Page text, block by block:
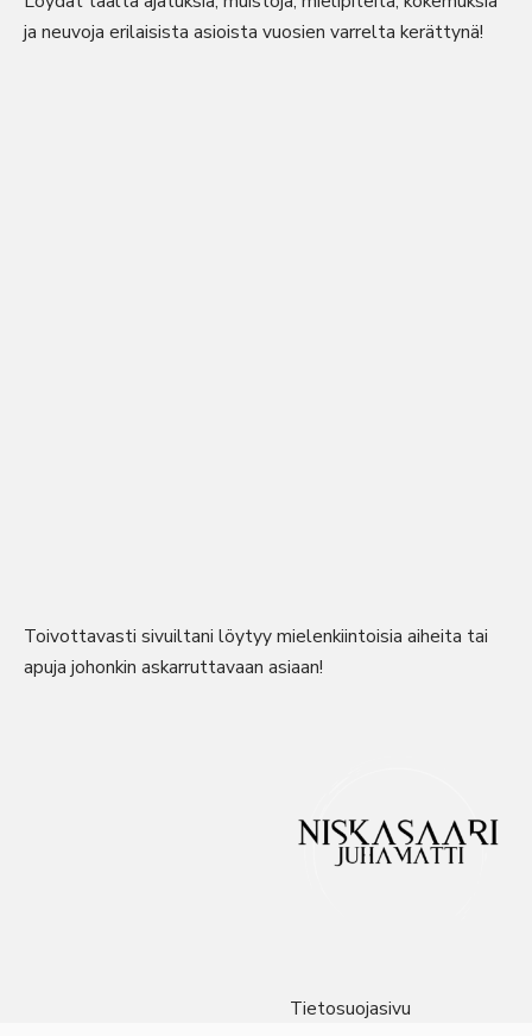
ja neuvoja erilaisista asioista vuosien varrelta kerättynä!
Toivottavasti sivuiltani löytyy mielenkiintoisia aiheita tai
apuja johonkin askarruttavaan asiaan!
Tietosuojasivu